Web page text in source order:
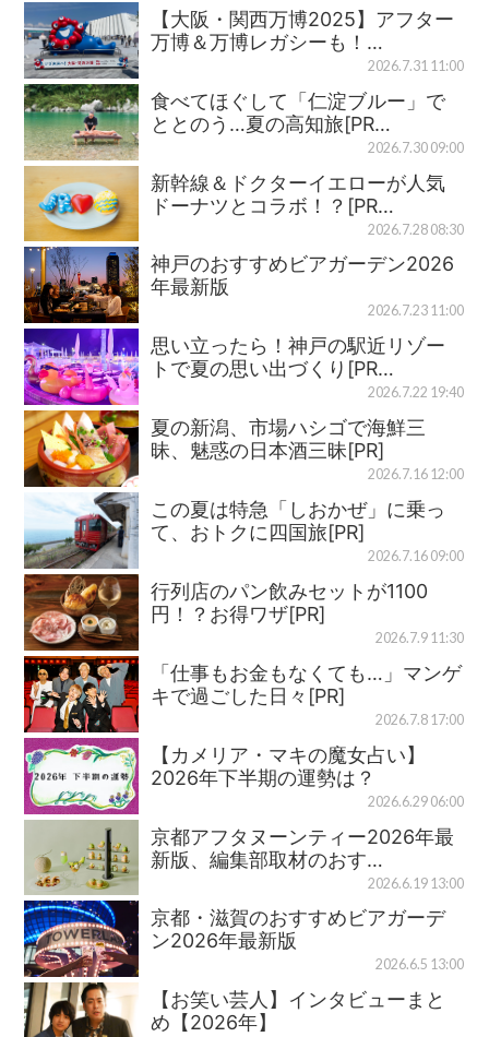
【大阪・関西万博2025】アフター
万博＆万博レガシーも！…
2026.7.31 11:00
食べてほぐして「仁淀ブルー」で
ととのう…夏の高知旅[PR…
2026.7.30 09:00
新幹線＆ドクターイエローが人気
ドーナツとコラボ！？[PR…
2026.7.28 08:30
神戸のおすすめビアガーデン2026
年最新版
2026.7.23 11:00
思い立ったら！神戸の駅近リゾー
トで夏の思い出づくり[PR…
2026.7.22 19:40
夏の新潟、市場ハシゴで海鮮三
昧、魅惑の日本酒三昧[PR]
2026.7.16 12:00
この夏は特急「しおかぜ」に乗っ
て、おトクに四国旅[PR]
2026.7.16 09:00
行列店のパン飲みセットが1100
円！？お得ワザ[PR]
2026.7.9 11:30
「仕事もお金もなくても…」マンゲ
キで過ごした日々[PR]
2026.7.8 17:00
【カメリア・マキの魔女占い】
2026年下半期の運勢は？
2026.6.29 06:00
京都アフタヌーンティー2026年最
新版、編集部取材のおす…
2026.6.19 13:00
京都・滋賀のおすすめビアガーデ
ン2026年最新版
2026.6.5 13:00
【お笑い芸人】インタビューまと
め【2026年】